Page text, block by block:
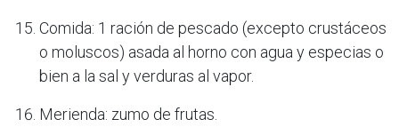
Comida: 1 ración de pescado (excepto crustáceos
o moluscos) asada al horno con agua y especias o
bien a la sal y verduras al vapor.
Merienda: zumo de frutas.